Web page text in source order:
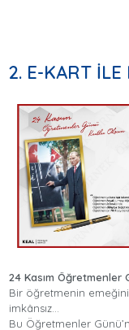
2. E-KART İLE
24 Kasım Öğretmenler
Bir öğretmenin emeğini
imkânsız…
Bu Öğretmenler